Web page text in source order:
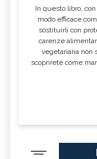
In questo libro,
modo efficace
sostituirli con
carenze
vegetariana non
scoprirete come